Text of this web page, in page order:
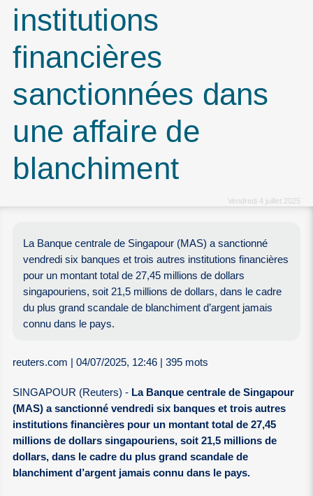
institutions
financières
sanctionnées dans
une affaire de
blanchiment
Vendredi 4 juillet 2025
La Banque centrale de Singapour (MAS) a sanctionné
vendredi six banques et trois autres institutions financières
pour un montant total de 27,45 millions de dollars
singapouriens, soit 21,5 millions de dollars, dans le cadre
du plus grand scandale de blanchiment d’argent jamais
connu dans le pays.
reuters.com | 04/07/2025, 12:46 | 395 mots
SINGAPOUR (Reuters) - La Banque centrale de Singapour
(MAS) a sanctionné vendredi six banques et trois autres
institutions financières pour un montant total de 27,45
millions de dollars singapouriens, soit 21,5 millions de
dollars, dans le cadre du plus grand scandale de
blanchiment d’argent jamais connu dans le pays.